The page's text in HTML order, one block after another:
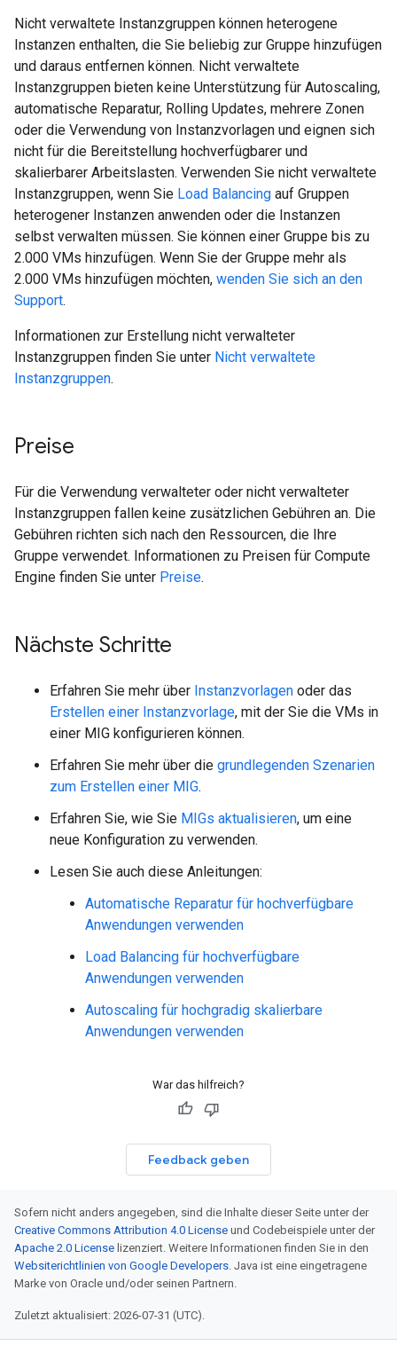
Nicht verwaltete Instanzgruppen können heterogene
Instanzen enthalten, die Sie beliebig zur Gruppe hinzufügen
und daraus entfernen können. Nicht verwaltete
Instanzgruppen bieten keine Unterstützung für Autoscaling,
automatische Reparatur, Rolling Updates, mehrere Zonen
oder die Verwendung von Instanzvorlagen und eignen sich
nicht für die Bereitstellung hochverfügbarer und
skalierbarer Arbeitslasten. Verwenden Sie nicht verwaltete
Instanzgruppen, wenn Sie Load Balancing auf Gruppen
heterogener Instanzen anwenden oder die Instanzen
selbst verwalten müssen. Sie können einer Gruppe bis zu
2.000 VMs hinzufügen. Wenn Sie der Gruppe mehr als
2.000 VMs hinzufügen möchten, wenden Sie sich an den
Support.
Informationen zur Erstellung nicht verwalteter
Instanzgruppen finden Sie unter Nicht verwaltete
Instanzgruppen.
Preise
Für die Verwendung verwalteter oder nicht verwalteter
Instanzgruppen fallen keine zusätzlichen Gebühren an. Die
Gebühren richten sich nach den Ressourcen, die Ihre
Gruppe verwendet. Informationen zu Preisen für Compute
Engine finden Sie unter Preise.
Nächste Schritte
Erfahren Sie mehr über Instanzvorlagen oder das
Erstellen einer Instanzvorlage, mit der Sie die VMs in
einer MIG konfigurieren können.
Erfahren Sie mehr über die grundlegenden Szenarien
zum Erstellen einer MIG.
Erfahren Sie, wie Sie MIGs aktualisieren, um eine
neue Konfiguration zu verwenden.
Lesen Sie auch diese Anleitungen:
Automatische Reparatur für hochverfügbare
Anwendungen verwenden
Load Balancing für hochverfügbare
Anwendungen verwenden
Autoscaling für hochgradig skalierbare
Anwendungen verwenden
War das hilfreich?
Feedback geben
Sofern nicht anders angegeben, sind die Inhalte dieser Seite unter der
Creative Commons Attribution 4.0 License und Codebeispiele unter der
Apache 2.0 License lizenziert. Weitere Informationen finden Sie in den
Websiterichtlinien von Google Developers . Java ist eine eingetragene
Marke von Oracle und/oder seinen Partnern.
Zuletzt aktualisiert: 2026-07-31 (UTC).